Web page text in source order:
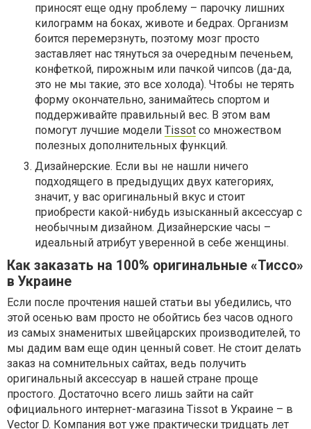
приносят еще одну проблему – парочку лишних
килограмм на боках, животе и бедрах. Организм
боится перемерзнуть, поэтому мозг просто
заставляет нас тянуться за очередным печеньем,
конфеткой, пирожным или пачкой чипсов (да-да,
это не мы такие, это все холода). Чтобы не терять
форму окончательно, занимайтесь спортом и
поддерживайте правильный вес. В этом вам
помогут лучшие модели Tissot со множеством
полезных дополнительных функций.
Дизайнерские. Если вы не нашли ничего
подходящего в предыдущих двух категориях,
значит, у вас оригинальный вкус и стоит
приобрести какой-нибудь изысканный аксессуар с
необычным дизайном. Дизайнерские часы –
идеальный атрибут уверенной в себе женщины.
Как заказать на 100% оригинальные «Тиссо»
в Украине
Если после прочтения нашей статьи вы убедились, что
этой осенью вам просто не обойтись без часов одного
из самых знаменитых швейцарских производителей, то
мы дадим вам еще один ценный совет. Не стоит делать
заказ на сомнительных сайтах, ведь получить
оригинальный аксессуар в нашей стране проще
простого. Достаточно всего лишь зайти на сайт
официального интернет-магазина Tissot в Украине – в
Vector D. Компания вот уже практически тридцать лет